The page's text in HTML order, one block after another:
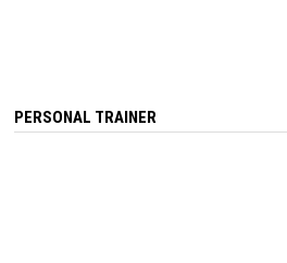
PERSONAL TRAINER